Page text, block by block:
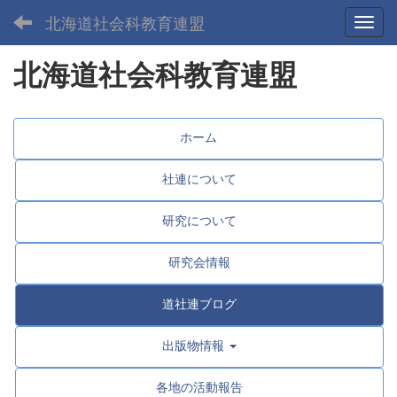
北海道社会科教育連盟
北海道社会科教育連盟
ホーム
社連について
研究について
研究会情報
道社連ブログ
出版物情報
各地の活動報告